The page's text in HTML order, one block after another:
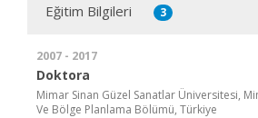
Eğitim Bilgileri 3
2007 - 2017
Doktora
Mimar Sinan Güzel Sanatlar Üniversitesi,
Ve Bölge Planlama Bölümü, Türkiye